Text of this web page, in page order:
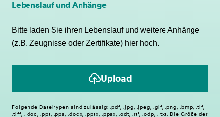
Lebenslauf und Anhänge
Bitte laden Sie ihren Lebenslauf und weitere Anhänge
(z.B. Zeugnisse oder Zertifikate) hier hoch.
Upload
Folgende Dateitypen sind zulässig: .pdf, .jpg, .jpeg, .gif, .png, .bmp, .tif,
.tiff, . doc, .ppt, .pps, .docx, .pptx, .ppsx, .odt, .rtf, .odp, . txt. Die Größe der